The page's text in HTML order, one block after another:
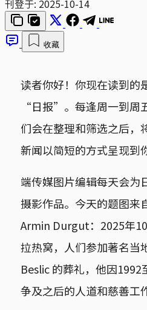
刊登于: 2025-10-14
收藏
读者你好！你现在读到的
“日报”。每逢周一到周
们会在整理和筛选之后，
新闻以简短的方式呈现到
端传媒图片编辑每天会为
摄影作品。今天的题图来
Armin Durgut：2025年
拉热窝，人们参加著名当
Beslic 的葬礼，他因
争及之后的人道和慈善工